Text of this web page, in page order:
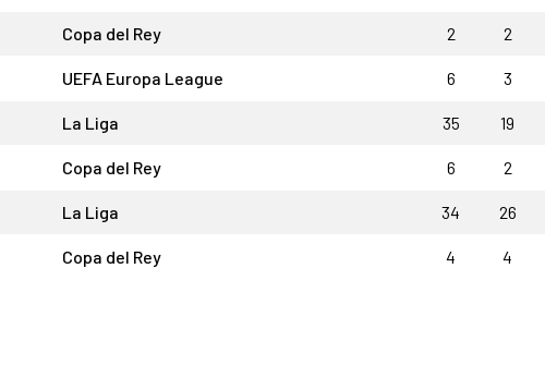
Copa del Rey 2 2
UEFA Europa League 6 3
La Liga 35 19
Copa del Rey 6 2
La Liga 34 26
Copa del Rey 4 4